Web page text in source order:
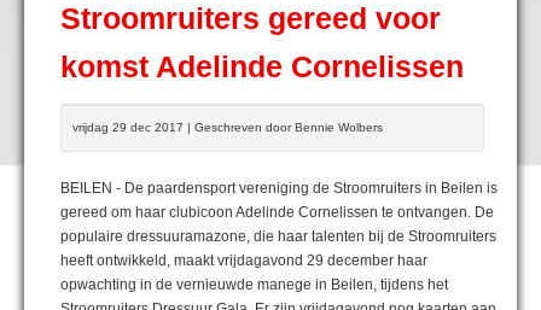
Stroomruiters gereed voor
komst Adelinde Cornelissen
vrijdag 29 dec 2017 | Geschreven door Bennie Wolbers
BEILEN - De paardensport vereniging de Stroomruiters in Beilen is
gereed om haar clubicoon Adelinde Cornelissen te ontvangen. De
populaire dressuuramazone, die haar talenten bij de Stroomruiters
heeft ontwikkeld, maakt vrijdagavond 29 december haar
opwachting in de vernieuwde manege in Beilen, tijdens het